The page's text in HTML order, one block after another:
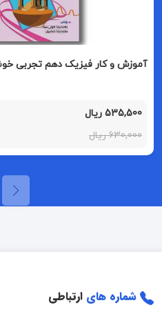
آموزش و کار فیزیک دهم تجربی
535,500 ریال
630,000 ریال
شماره های ارتباطی